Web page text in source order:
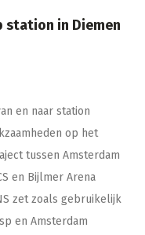
station in Diemen
en naar station
op het
tussen Amsterdam
en Bijlmer Arena
zet zoals gebruikelijk
en Amsterdam